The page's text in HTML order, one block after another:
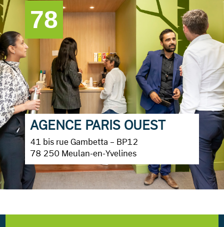
78
AGENCE PARIS OUEST
41 bis rue Gambetta – BP12
78 250 Meulan-en-Yvelines